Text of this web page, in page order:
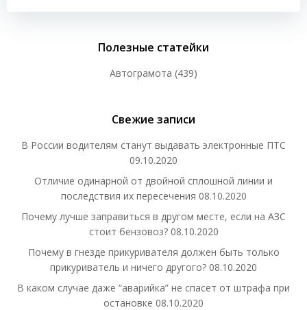
записям
Полезные статейки
Автограмота (439)
Свежие записи
В России водителям станут выдавать электронные ПТС
09.10.2020
Отличие одинарной от двойной сплошной линии и
последствия их пересечения 08.10.2020
Почему лучше заправиться в другом месте, если на АЗС
стоит бензовоз? 08.10.2020
Почему в гнезде прикуривателя должен быть только
прикуриватель и ничего другого? 08.10.2020
В каком случае даже “аварийка” не спасет от штрафа при
остановке 08.10.2020